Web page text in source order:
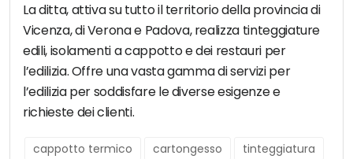
La ditta, attiva su tutto il territorio della provincia di
Vicenza, di Verona e Padova, realizza tinteggiature
edili, isolamenti a cappotto e dei restauri per
l’edilizia. Offre una vasta gamma di servizi per
l’edilizia per soddisfare le diverse esigenze e
richieste dei clienti.
cappotto termico cartongesso tinteggiatura